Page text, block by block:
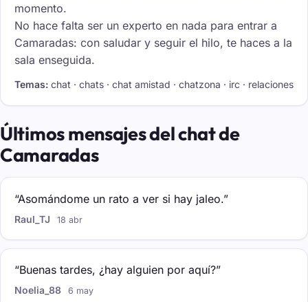
momento.
No hace falta ser un experto en nada para entrar a
Camaradas: con saludar y seguir el hilo, te haces a la
sala enseguida.
Temas: chat · chats · chat amistad · chatzona · irc · relaciones
Últimos mensajes del chat de
Camaradas
“Asomándome un rato a ver si hay jaleo.”
Raul_TJ 18 abr
“Buenas tardes, ¿hay alguien por aquí?”
Noelia_88 6 may